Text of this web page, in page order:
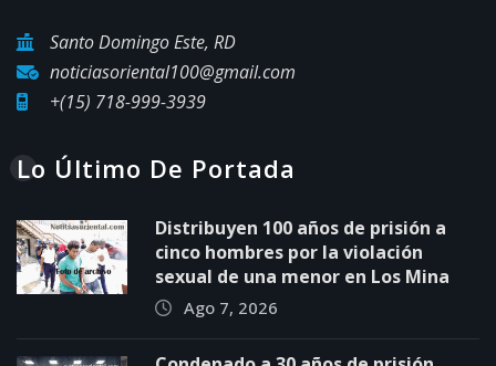
Santo Domingo Este, RD
noticiasoriental100@gmail.com
+(15) 718-999-3939
Lo Último De Portada
Distribuyen 100 años de prisión a
cinco hombres por la violación
sexual de una menor en Los Mina
Ago 7, 2026